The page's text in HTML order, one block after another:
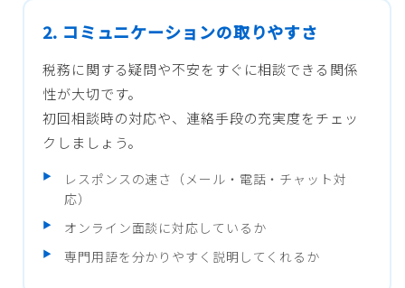
2. コミュニケーションの取りやすさ
税務に関する疑問や不安をすぐに相談できる関係
性が大切です。
初回相談時の対応や、連絡手段の充実度をチェッ
クしましょう。
レスポンスの速さ（メール・電話・チャット対
応）
オンライン面談に対応しているか
専門用語を分かりやすく説明してくれるか